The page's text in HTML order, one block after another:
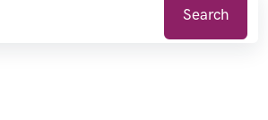
Search